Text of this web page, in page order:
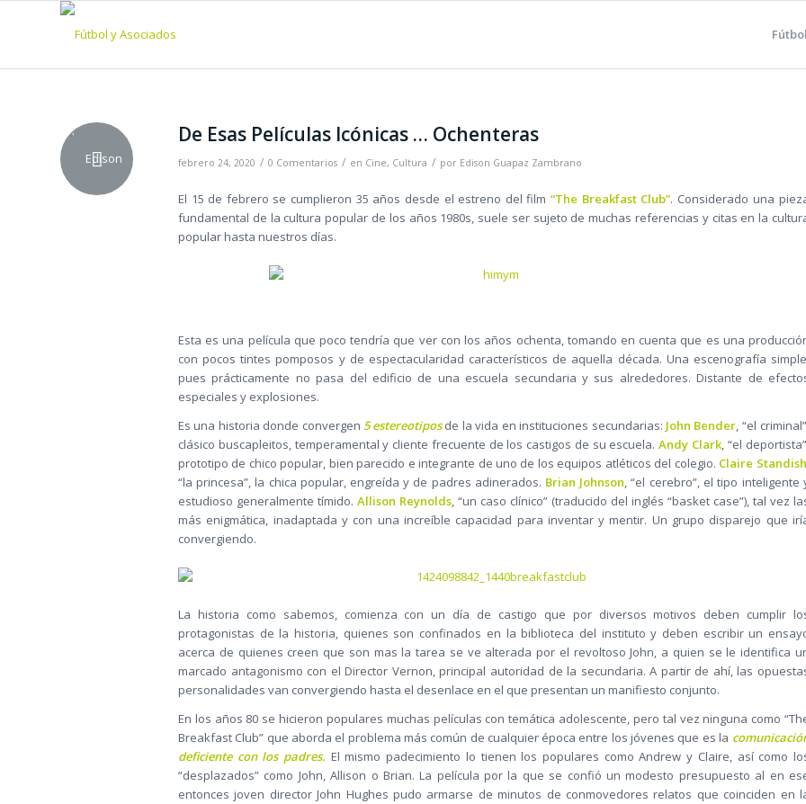
De Esas Películas Icónicas … Ochenteras
febrero 24, 2020 / 0 Comentarios / en Cine, Cultura / por Edison Guapaz Zambrano
El 15 de febrero se cumplieron 35 años desde el estreno del film “The Breakfast Club”. Considerado una
fundamental de la cultura popular de los años 1980s, suele ser sujeto de muchas referencias y citas en la
popular hasta nuestros días.
Esta es una película que poco tendría que ver con los años ochenta, tomando en cuenta que es una
con pocos tintes pomposos y de espectacularidad característicos de aquella década. Una escenografía
pues prácticamente no pasa del edificio de una escuela secundaria y sus alrededores. Distante de
especiales y explosiones.
Es una historia donde convergen 5 estereotiposde la vida en instituciones secundarias: John Bender, “el
clásico buscapleitos, temperamental y cliente frecuente de los castigos de su escuela. Andy Clark, “el
prototipo de chico popular, bien parecido e integrante de uno de los equipos atléticos del colegio. Claire Standish
“la princesa”, la chica popular, engreída y de padres adinerados. Brian Johnson, “el cerebro”, el tipo inteligente
estudioso generalmente tímido. Allison Reynolds, “un caso clínico” (traducido del inglés “basket case”), tal vez
más enigmática, inadaptada y con una increíble capacidad para inventar y mentir. Un grupo disparejo que
convergiendo.
La historia como sabemos, comienza con un día de castigo que por diversos motivos deben cumplir
protagonistas de la historia, quienes son confinados en la biblioteca del instituto y deben escribir un
acerca de quienes creen que son mas la tarea se ve alterada por el revoltoso John, a quien se le identifica
marcado antagonismo con el Director Vernon, principal autoridad de la secundaria. A partir de ahí, las
personalidades van convergiendo hasta el desenlace en el que presentan un manifiesto conjunto.
En los años 80 se hicieron populares muchas películas con temática adolescente, pero tal vez ninguna como
Breakfast Club” que aborda el problema más común de cualquier época entre los jóvenes que es la
deficiente con los padres. El mismo padecimiento lo tienen los populares como Andrew y Claire, así como
“desplazados” como John, Allison o Brian. La película por la que se confió un modesto presupuesto al en
entonces joven director John Hughes pudo armarse de minutos de conmovedores relatos que coinciden en